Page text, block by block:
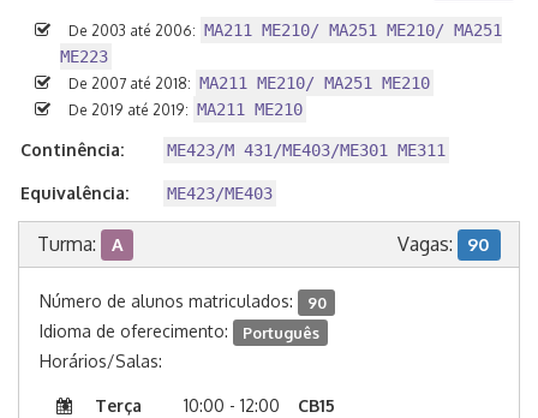
De 2003 até 2006: MA211 ME210/ MA251 ME210/ MA251
ME223
De 2007 até 2018: MA211 ME210/ MA251 ME210
De 2019 até 2019: MA211 ME210
Continência: ME423/M 431/ME403/ME301 ME311
Equivalência: ME423/ME403
Turma: A Vagas: 90
Número de alunos matriculados: 90
Idioma de oferecimento: Português
Horários/Salas:
Terça 10:00 - 12:00
CB15